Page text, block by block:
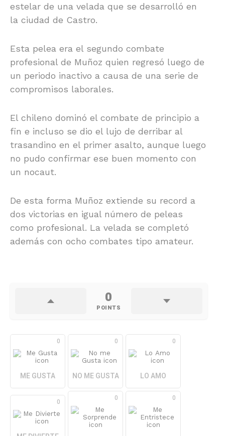
estelar de una velada que se desarrolló en
la ciudad de Castro.
Esta pelea era el segundo combate
profesional de Muñoz quien regresó luego de
un periodo inactivo a causa de una serie de
compromisos laborales.
El chileno dominó el combate de principio a
fin e incluso se dio el lujo de derribar al
trasandino en el primer asalto, aunque luego
no pudo confirmar ese buen momento con
un nocaut.
De esta forma Muñoz extiende su record a
dos victorias en igual número de peleas
como profesional. La velada se completó
además con ocho combates tipo amateur.
0
POINTS
0
ME GUSTA
0
NO ME GUSTA
0
LO AMO
0 0 0